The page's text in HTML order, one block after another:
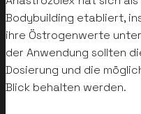
Bodybuilding etabliert,
ihre Östrogenwerte
der Anwendung sollten
Dosierung und die
Blick behalten werden.